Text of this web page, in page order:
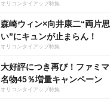
オリコンタイアップ特集
森崎ウィン×向井康二“両片思
い”にキュンが止まらん！
オリコンタイアップ特集
大好評につき再び！ファミマ
名物45％増量キャンペーン
オリコンタイアップ特集